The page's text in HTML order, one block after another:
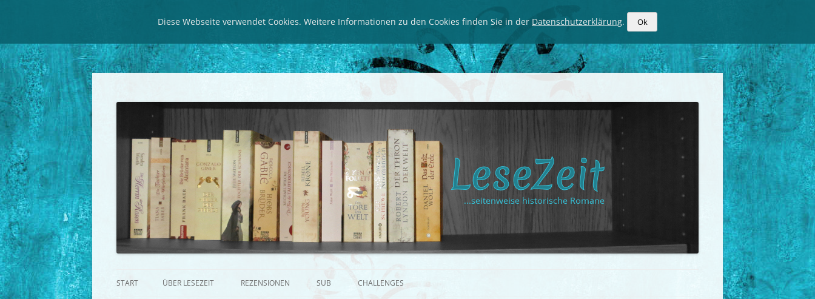
LeseZeit
START ÜBER LESEZEIT REZENSIONEN SUB CHALLENGES
Diese Webseite verwendet Cookies. Weitere Informationen zu den Cookies finden Sie in der Datenschutzerklärung. Ok